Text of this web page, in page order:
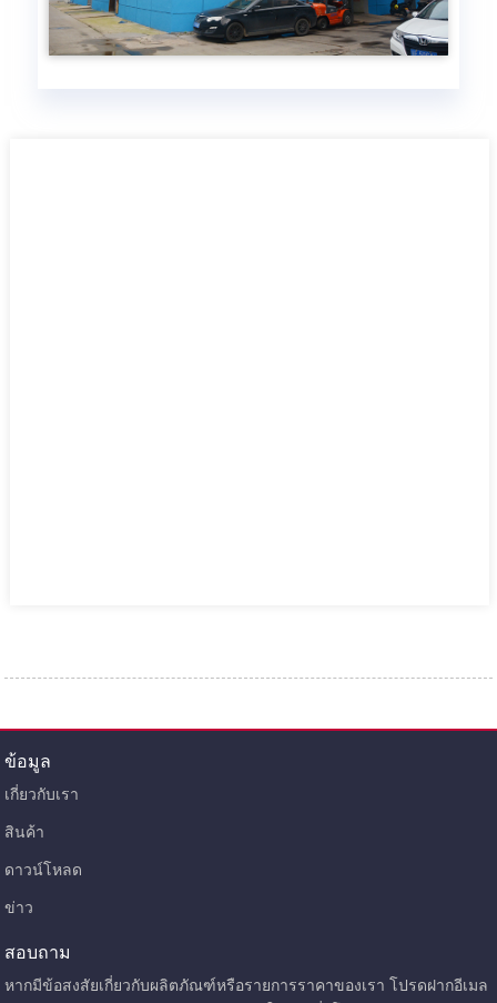
ข้อมูล
เกี่ยวกับเรา
สินค้า
ดาวน์โหลด
ข่าว
สอบถาม
หากมีข้อสงสัยเกี่ยวกับผลิตภัณฑ์หรือรายการราคาของเรา โปรดฝากอีเมล